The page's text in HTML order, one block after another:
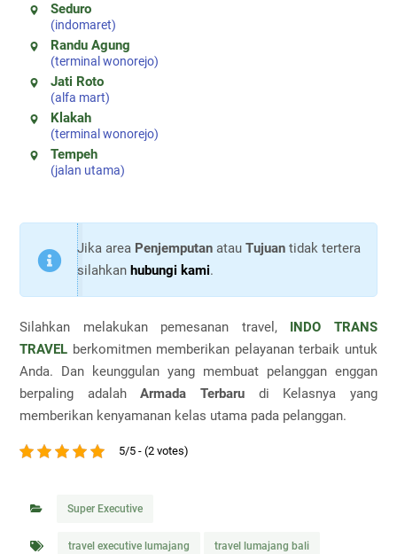
Seduro
(indomaret)
Randu Agung
(terminal wonorejo)
Jati Roto
(alfa mart)
Klakah
(terminal wonorejo)
Tempeh
(jalan utama)
Jika area Penjemputan atauTujuan tidak tertera
silahkanhubungi kami.
Silahkan melakukan pemesanan travel, INDO TRANS
TRAVEL berkomitmen memberikan pelayanan terbaik untuk
Anda. Dan keunggulan yang membuat pelanggan enggan
berpaling adalahArmada Terbaru di Kelasnya yang
memberikan kenyamanan kelas utama pada pelanggan.
5/5 - (2 votes)
Super Executive
travel executive lumajang travel lumajang bali